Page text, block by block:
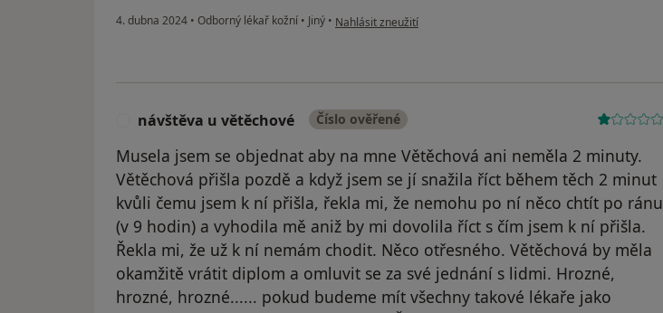
4. dubna 2024 • Odborný lékař kožní • Jiný • podle názoru uživatele Monika Konecna
Nahlásit zneužití
návštěva u větěchové Číslo ověřené
Musela jsem se objednat aby na mne Větěchová ani neměla 2 minuty.
Větěchová přišla pozdě a když jsem se jí snažila říct během těch 2 minut
kvůli čemu jsem k ní přišla, řekla mi, že nemohu po ní něco chtít po ránu
(v 9 hodin) a vyhodila mě aniž by mi dovolila říct s čím jsem k ní přišla.
Řekla mi, že už k ní nemám chodit. Něco otřesného. Větěchová by měla
okamžitě vrátit diplom a omluvit se za své jednání s lidmi. Hrozné,
hrozné, hrozné...... pokud budeme mít všechny takové lékaře jako